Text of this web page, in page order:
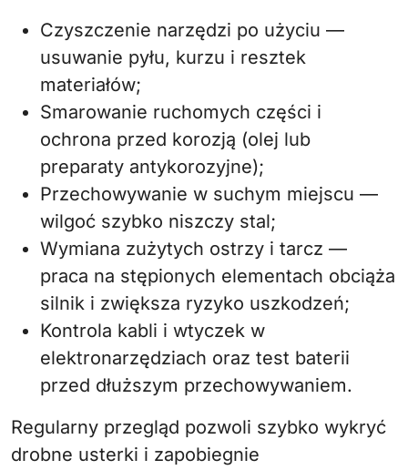
Czyszczenie narzędzi po użyciu —
usuwanie pyłu, kurzu i resztek
materiałów;
Smarowanie ruchomych części i
ochrona przed korozją (olej lub
preparaty antykorozyjne);
Przechowywanie w suchym miejscu —
wilgoć szybko niszczy stal;
Wymiana zużytych ostrzy i tarcz —
praca na stępionych elementach obciąża
silnik i zwiększa ryzyko uszkodzeń;
Kontrola kabli i wtyczek w
elektronarzędziach oraz test baterii
przed dłuższym przechowywaniem.
Regularny przegląd pozwoli szybko wykryć
drobne usterki i zapobiegnie